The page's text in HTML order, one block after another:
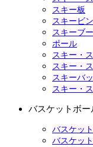
スキー板
スキービ
スキーブ
ポール
スキー・
スキー・
スキーバ
スキー・
バスケットボー
バスケッ
バスケッ